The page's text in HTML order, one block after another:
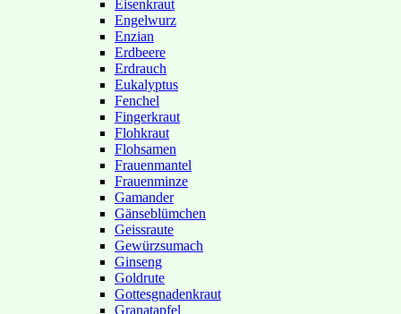
Eisenkraut
Engelwurz
Enzian
Erdbeere
Erdrauch
Eukalyptus
Fenchel
Fingerkraut
Flohkraut
Flohsamen
Frauenmantel
Frauenminze
Gamander
Gänseblümchen
Geissraute
Gewürzsumach
Ginseng
Goldrute
Gottesgnadenkraut
Granatapfel